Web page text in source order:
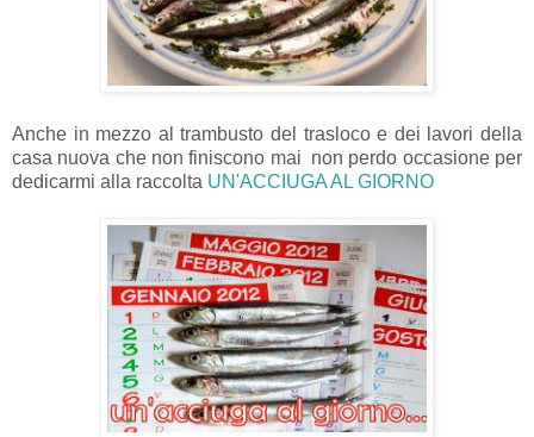
Anche in mezzo al trambusto del trasloco e dei lavori della
casa nuova che non finiscono mai non perdo occasione per
dedicarmi alla raccolta UN'ACCIUGA AL GIORNO